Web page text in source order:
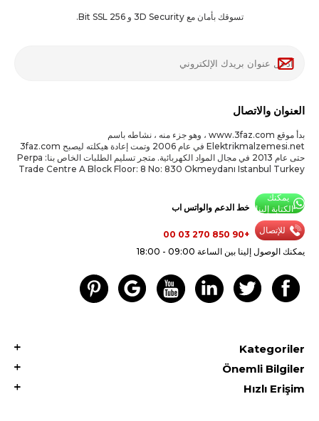
تسوقك بأمان مع 3D Security و 256 Bit SSL.
العنوان والاتصال
بدأ موقع www.3faz.com ، وهو جزء منه ، نشاطه باسم
Elektrikmalzemesi.net في عام 2006 وتمت إعادة هيكلته ليصبح 3faz.com
حتى عام 2013 في مجال المواد الكهربائية. متجر تسليم الطلبات الخاص بنا: Perpa
Trade Centre A Block Floor: 8 No: 830 Okmeydanı Istanbul Turkey
يمكنك
الكتابة إلينا خط الدعم والواتس اب
للإتصال
+90 850 270 03 00
يمكنك الوصول إلينا بين الساعة 09:00 - 18:00
Kategoriler
Önemli Bilgiler
Hızlı Erişim